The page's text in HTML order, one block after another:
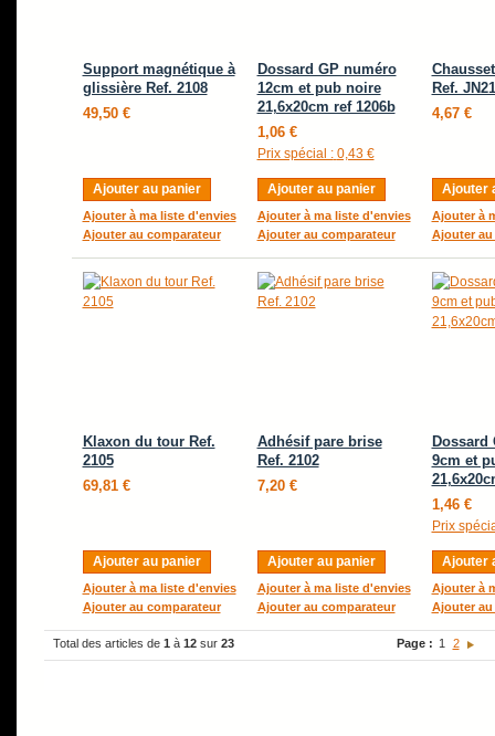
Support magnétique à
glissière Ref. 2108
49,50 €
Ajouter au panier
Ajouter à ma liste d'envies
Ajouter au comparateur
Dossard GP numéro
12cm et pub noire
21,6x20cm ref 1206b
1,06 €
Prix spécial : 0,43 €
Ajouter au panier
Ajouter à ma liste d'envies
Ajouter au comparateur
Ref.
4,67 €
Ajouter
Ajouter à
Ajouter
Klaxon du tour Ref.
2105
69,81 €
Ajouter au panier
Ajouter à ma liste d'envies
Ajouter au comparateur
Adhésif pare brise
Ref. 2102
7,20 €
Ajouter au panier
Ajouter à ma liste d'envies
Ajouter au comparateur
Dossard
9cm et
1,46 €
Prix
Ajouter
Ajouter à
Ajouter
Total des articles de 1 à 12 sur 23 Page : 1 2